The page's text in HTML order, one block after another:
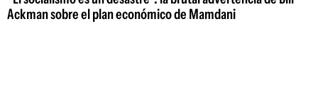
Ackman sobre el plan económico de Mamdani